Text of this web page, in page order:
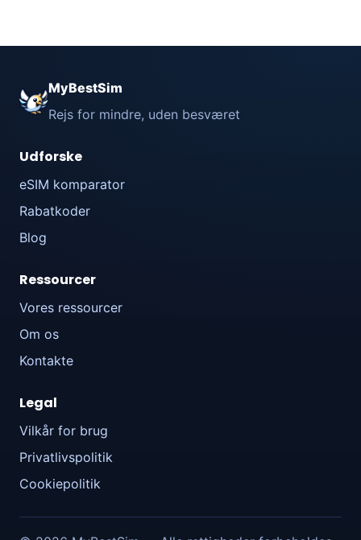
MyBestSim
Rejs for mindre, uden besværet
Udforske
eSIM komparator
Rabatkoder
Blog
Ressourcer
Vores ressourcer
Om os
Kontakte
Legal
Vilkår for brug
Privatlivspolitik
Cookiepolitik